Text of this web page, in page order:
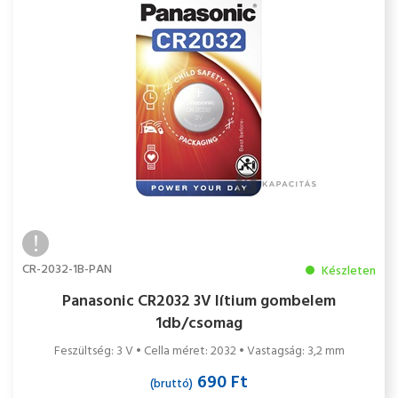
CR-2032-1B-PAN Készleten
Panasonic CR2032 3V lítium gombelem
1db/csomag
Feszültség: 3 V • Cella méret: 2032 • Vastagság: 3,2 mm
(bruttó) 690 Ft